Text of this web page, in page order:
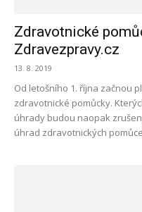
Zdravotnické
Zdravezpravy.cz
13. 8. 2019
Od letošního 1. října začnou
zdravotnické pomůcky.
úhrady budou naopak
úhrad zdravotnických